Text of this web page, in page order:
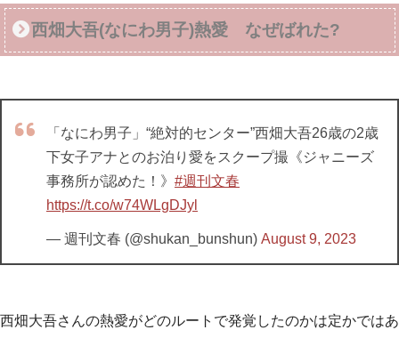
西畑大吾(なにわ男子)熱愛 なぜばれた?
「なにわ男子」“絶対的センター”西畑大吾26歳の2歳
下女子アナとのお泊り愛をスクープ撮《ジャニーズ
事務所が認めた！》 #週刊文春
https://t.co/w74WLgDJyl
— 週刊文春 (@shukan_bunshun) August 9, 2023
西畑大吾さんの熱愛がどのルートで発覚したのかは定かではあ